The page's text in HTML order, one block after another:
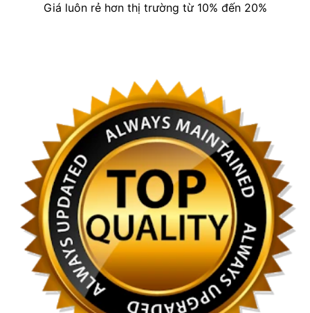
Giá luôn rẻ hơn thị trường từ 10% đến 20%